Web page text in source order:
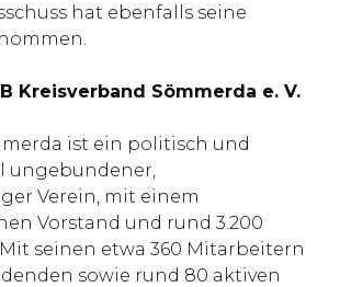
hat ebenfalls seine
Kreisverband Sömmerda e. V.
ist ein politisch und
ungebundener,
Verein, mit einem
Vorstand und rund 3.200
seinen etwa 360 Mitarbeitern
sowie rund 80 aktiven